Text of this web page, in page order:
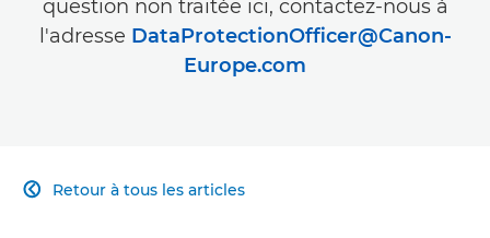
question non traitée ici, contactez-nous à
l'adresse DataProtectionOfficer@Canon-
Europe.com
Retour à tous les articles
